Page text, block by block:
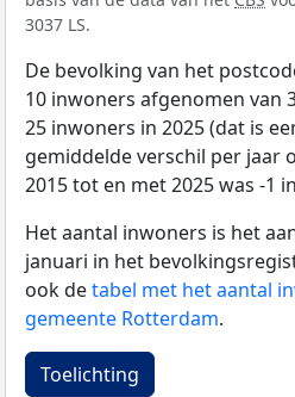
3037 LS.
De bevolking van het
10 inwoners afgenomen van
25 inwoners in 2025 (dat is
gemiddelde verschil per jaar
2015 tot en met 2025 was -1
Het aantal inwoners is het
januari in het
ook detabel met het aantal
gemeente Rotterdam.
Toelichting